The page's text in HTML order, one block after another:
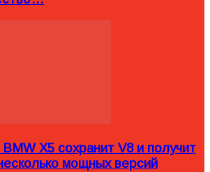
X5 сохранит V8 и получит
мощных версий